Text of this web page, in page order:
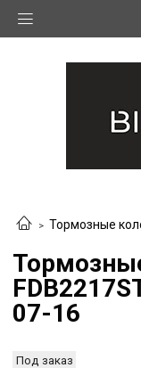
Тормозные
07-16
Под заказ